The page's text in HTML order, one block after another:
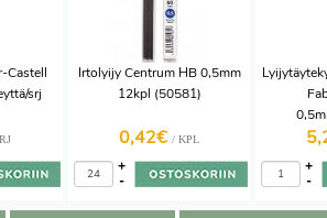
Castell
srj
Irtolyijy Centrum HB 0,5mm
12kpl (50581)
0,42€ / KPL
-
+
-
+